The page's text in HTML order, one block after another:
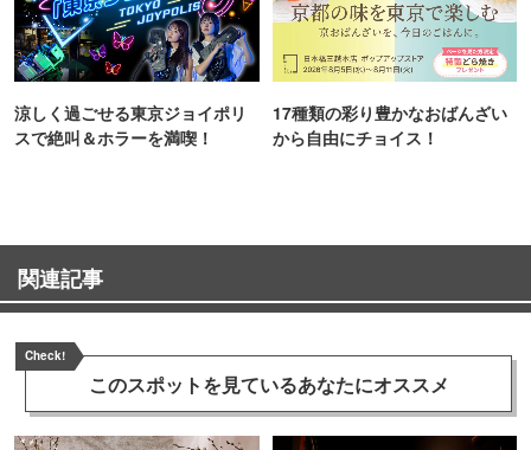
涼しく過ごせる東京ジョイポリ
スで絶叫＆ホラーを満喫！
17種類の彩り豊かなおばんざい
から自由にチョイス！
関連記事
Check!
このスポットを見ているあなたにオススメ